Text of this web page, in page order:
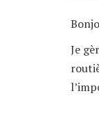
Je